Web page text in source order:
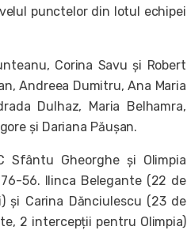
punctelor din lotul echipei
Corina Savu şi Robert
Andreea Dumitru, Ana Maria
Dulhaz, Maria Belhamra,
și Dariana Păușan.
Gheorghe și Olimpia
56. Ilinca Belegante (22 de
și Carina Dănciulescu (23 de
2 intercepții pentru Olimpia)